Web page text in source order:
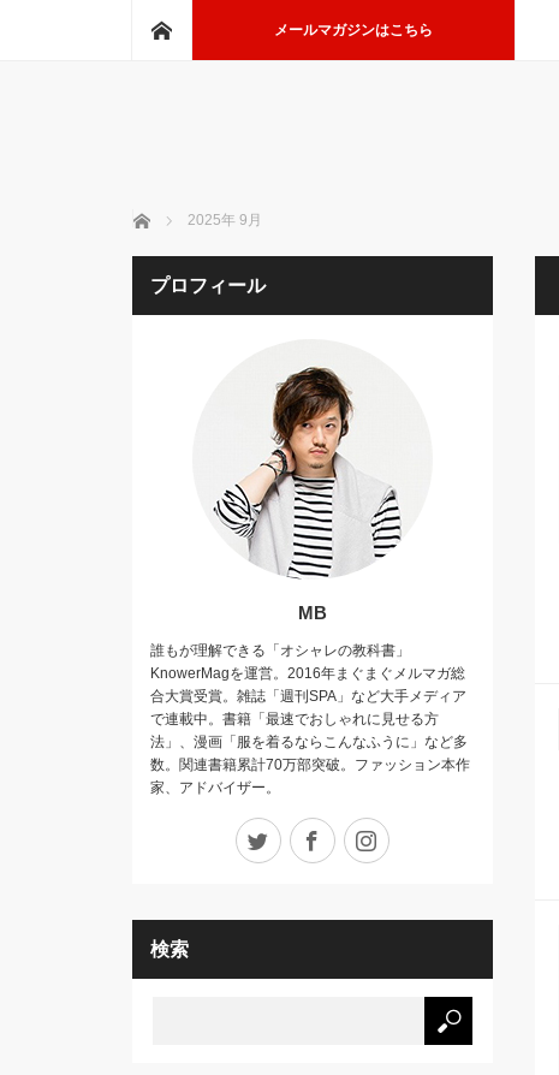
メールマガジンはこちら
ホーム 2025年 9月
プロフィール
MB
誰もが理解できる「オシャレの教科書」
KnowerMagを運営。2016年まぐまぐメルマガ総
合大賞受賞。雑誌「週刊SPA」など大手メディア
で連載中。書籍「最速でおしゃれに見せる方
法」、漫画「服を着るならこんなふうに」など多
数。関連書籍累計70万部突破。ファッション本作
家、アドバイザー。
Twitter Facebook
検索